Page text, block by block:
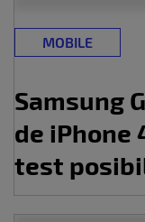
MOBILE
Samsung
de iPhone
test